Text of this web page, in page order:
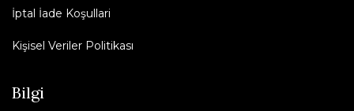
İptal İade Koşullari
Kişisel Veriler Politikası
Bilgi